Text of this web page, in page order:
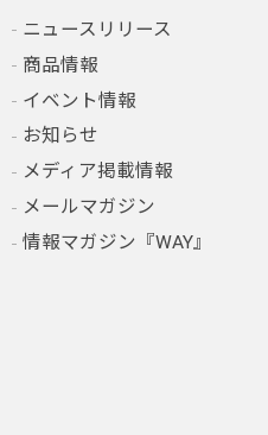
ニュースリリース
商品情報
イベント情報
お知らせ
メディア掲載情報
メールマガジン
情報マガジン『WAY』